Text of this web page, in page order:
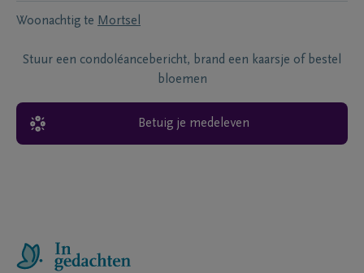
Woonachtig te Mortsel
Stuur een condoléancebericht, brand een kaarsje of bestel
bloemen
Betuig je medeleven